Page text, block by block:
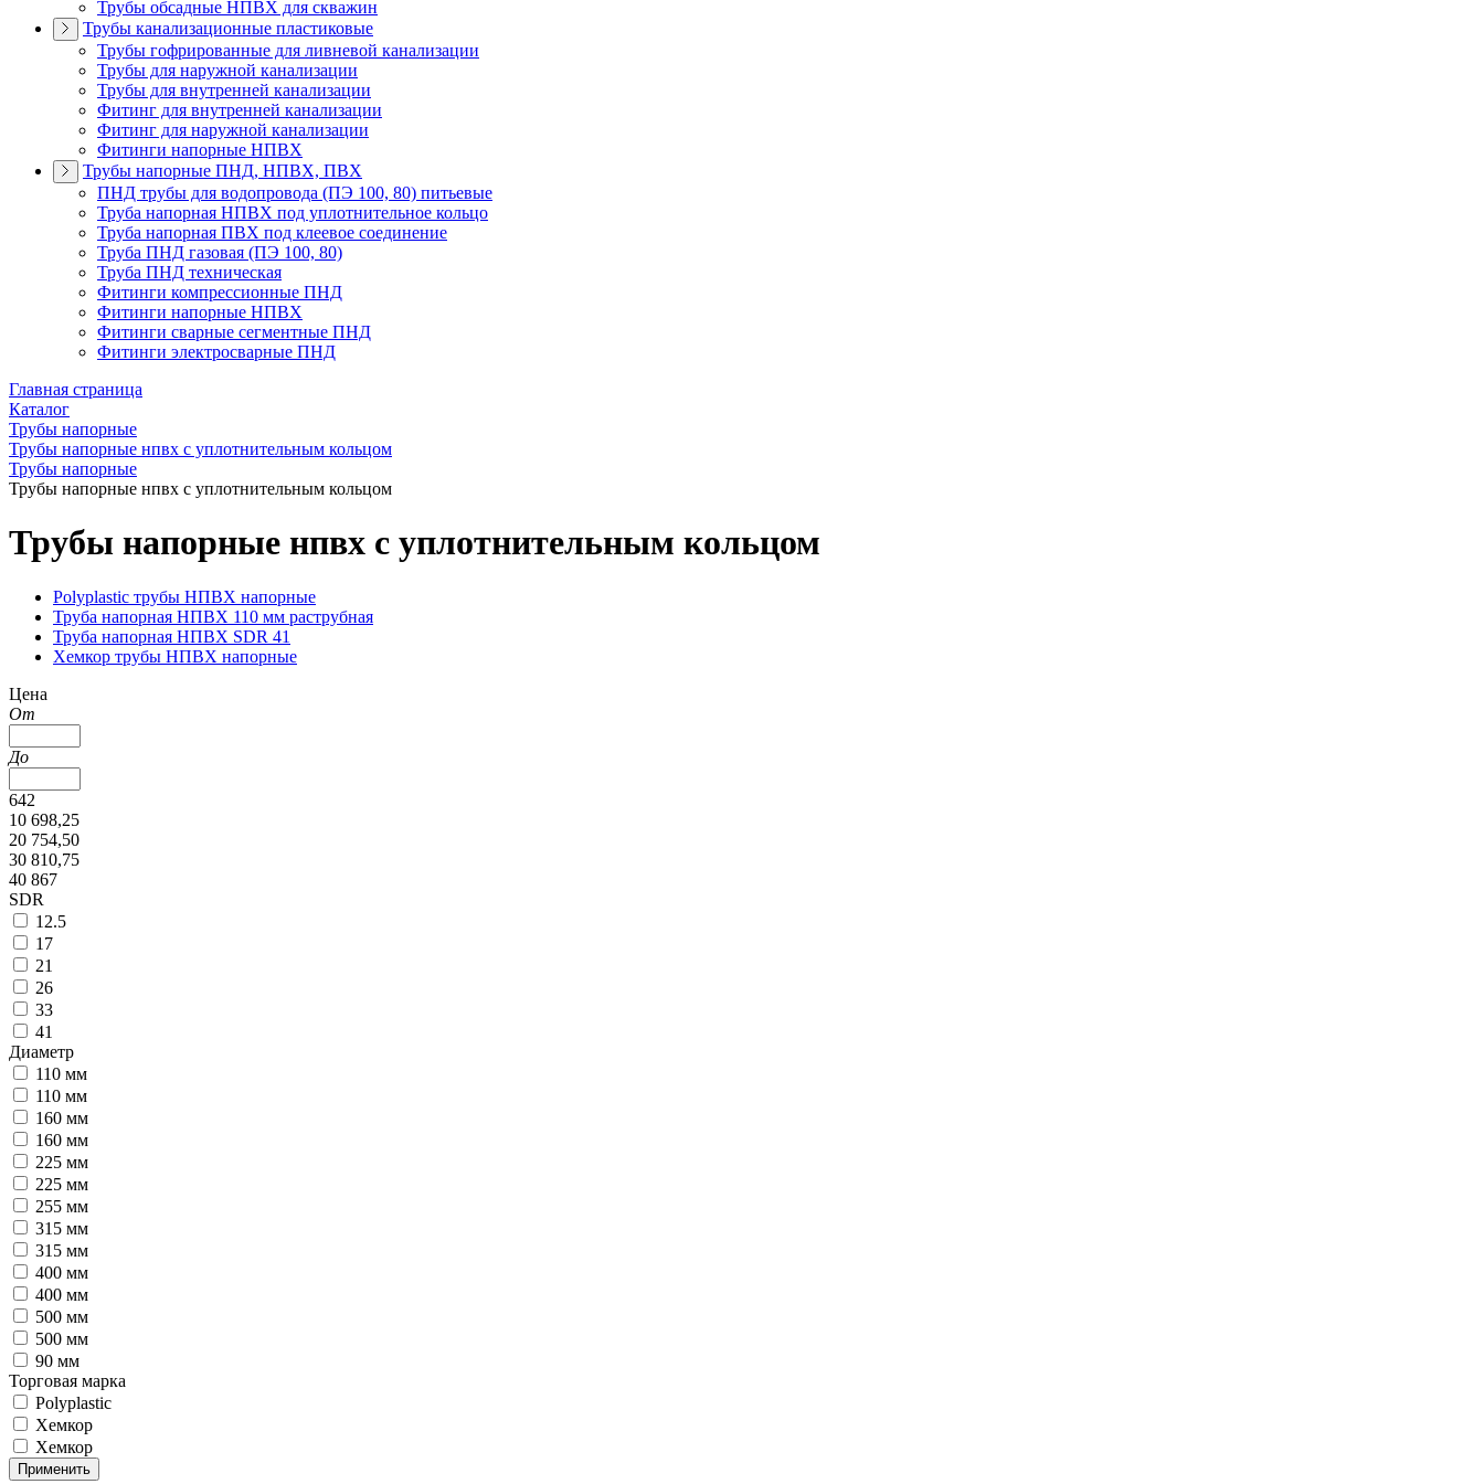
Трубы обсадные НПВХ для скважин
Трубы канализационные пластиковые
Трубы гофрированные для ливневой канализации
Трубы для наружной канализации
Трубы для внутренней канализации
Фитинг для внутренней канализации
Фитинг для наружной канализации
Фитинги напорные НПВХ
Трубы напорные ПНД, НПВХ, ПВХ
ПНД трубы для водопровода (ПЭ 100, 80) питьевые
Труба напорная НПВХ под уплотнительное кольцо
Труба напорная ПВХ под клеевое соединение
Труба ПНД газовая (ПЭ 100, 80)
Труба ПНД техническая
Фитинги компрессионные ПНД
Фитинги напорные НПВХ
Фитинги сварные сегментные ПНД
Фитинги электросварные ПНД
Главная страница
Каталог
Трубы напорные
Трубы напорные нпвх с уплотнительным кольцом
Трубы напорные
Трубы напорные нпвх с уплотнительным кольцом
Трубы напорные нпвх с уплотнительным кольцом
Polyplastic трубы НПВХ напорные
Труба напорная НПВХ 110 мм раструбная
Труба напорная НПВХ SDR 41
Хемкор трубы НПВХ напорные
Цена
От
До
642
10 698,25
20 754,50
30 810,75
40 867
SDR
12.5
17
21
26
33
41
Диаметр
110 мм
110 мм
160 мм
160 мм
225 мм
225 мм
255 мм
315 мм
315 мм
400 мм
400 мм
500 мм
500 мм
90 мм
Торговая марка
Polyplastic
Хемкор
Хемкор
Применить